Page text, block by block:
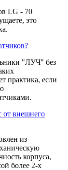
LG - 70
это
"ЛУЧ" без
практика, если
от внешнего
из
корпуса,
более 2-х